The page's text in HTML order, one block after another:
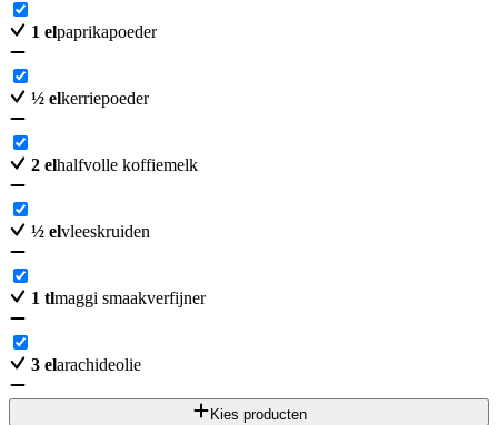
1 elpaprikapoeder
½ elkerriepoeder
2 elhalfvolle koffiemelk
½ elvleeskruiden
1 tlmaggi smaakverfijner
3 elarachideolie
Kies producten